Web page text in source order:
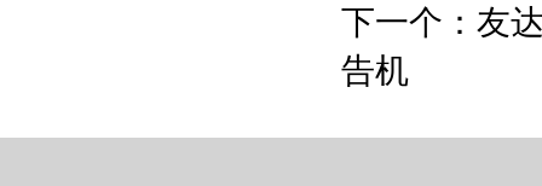
下一个： 友
告机